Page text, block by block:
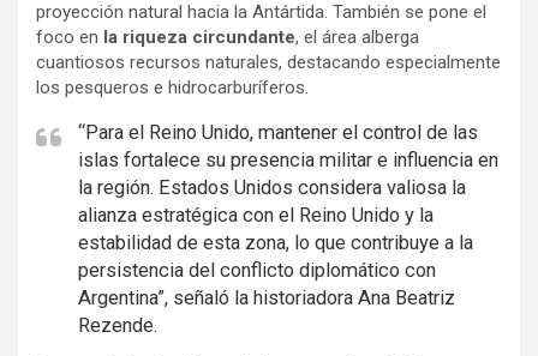
proyección natural hacia la Antártida. También se pone el
foco en la riqueza circundante, el área alberga
cuantiosos recursos naturales, destacando especialmente
los pesqueros e hidrocarburíferos.
“Para el Reino Unido, mantener el control de las
islas fortalece su presencia militar e influencia en
la región. Estados Unidos considera valiosa la
alianza estratégica con el Reino Unido y la
estabilidad de esta zona, lo que contribuye a la
persistencia del conflicto diplomático con
Argentina”, señaló la historiadora Ana Beatriz
Rezende.